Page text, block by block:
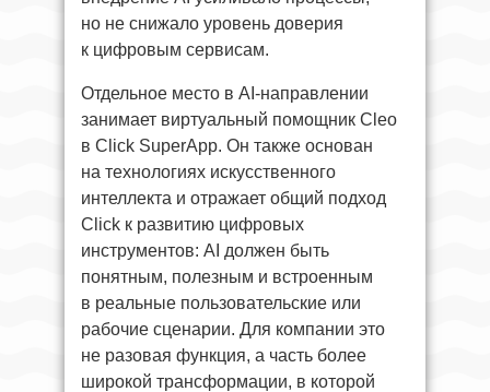
но не снижало уровень доверия
к цифровым сервисам.
Отдельное место в AI-направлении
занимает виртуальный помощник Сleo
в Click SuperApp. Он также основан
на технологиях искусственного
интеллекта и отражает общий подход
Click к развитию цифровых
инструментов: AI должен быть
понятным, полезным и встроенным
в реальные пользовательские или
рабочие сценарии. Для компании это
не разовая функция, а часть более
широкой трансформации, в которой